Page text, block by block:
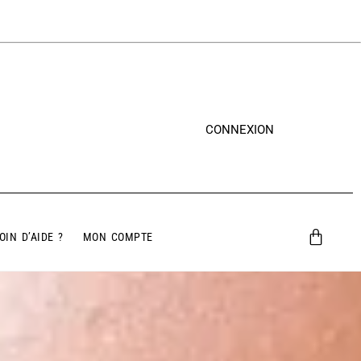
CONNEXION
D’AIDE ? MON COMPTE